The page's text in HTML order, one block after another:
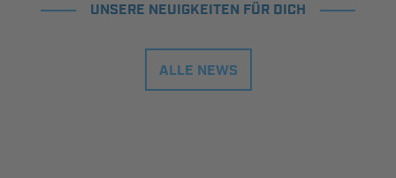
UNSERE NEUIGKEITEN FÜR DICH
ALLE NEWS